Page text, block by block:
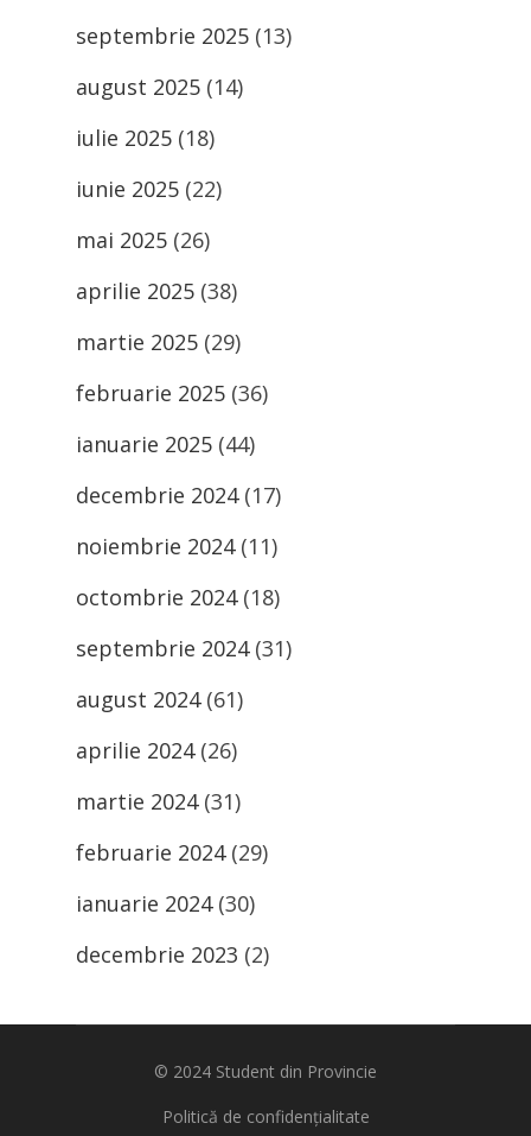
septembrie 2025 (13)
august 2025 (14)
iulie 2025 (18)
iunie 2025 (22)
mai 2025 (26)
aprilie 2025 (38)
martie 2025 (29)
februarie 2025 (36)
ianuarie 2025 (44)
decembrie 2024(17)
noiembrie 2024(11)
octombrie 2024(18)
septembrie 2024(31)
august 2024(61)
aprilie 2024(26)
martie 2024(31)
februarie 2024(29)
ianuarie 2024(30)
decembrie 2023 (2)
© 2024 Student din Provincie
Politică de confidențialitate